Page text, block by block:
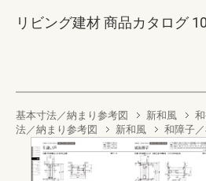
リビング建材 商品カタログ
基本寸法／納まり参考図 新和風
法／納まり参考図
新和風 和障子